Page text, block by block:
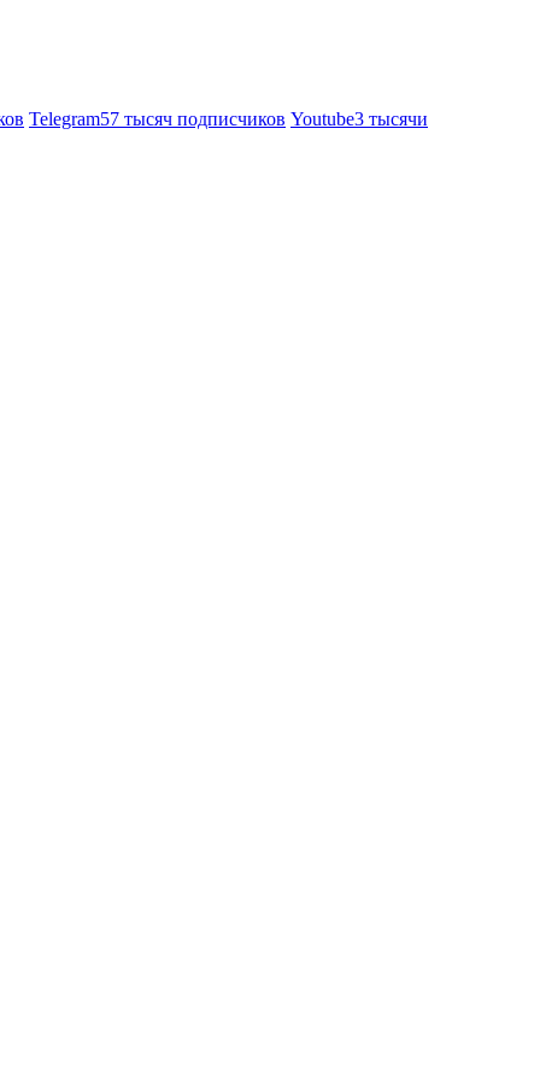
Telegram57 тысяч подписчиков Youtube3 тысячи